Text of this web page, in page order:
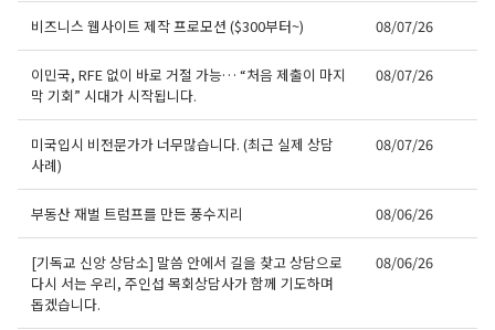
비즈니스 웹사이트 제작 프로모션 ($300부터~) 08/07/26
이민국, RFE 없이 바로 거절 가능… “처음 제출이 마지
막 기회” 시대가 시작됩니다.
08/07/26
미국입시 비전문가가 너무많습니다. (최근 실제 상담
사례)
08/07/26
부동산 재벌 트럼프를 만든 풍수지리 08/06/26
[기독교 신앙 상담소] 말씀 안에서 길을 찾고 상담으로
다시 서는 우리, 주인섭 목회상담사가 함께 기도하며
돕겠습니다.
08/06/26